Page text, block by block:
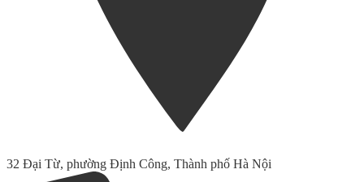
32 Đại Từ, phường Định Công, Thành phố Hà Nội